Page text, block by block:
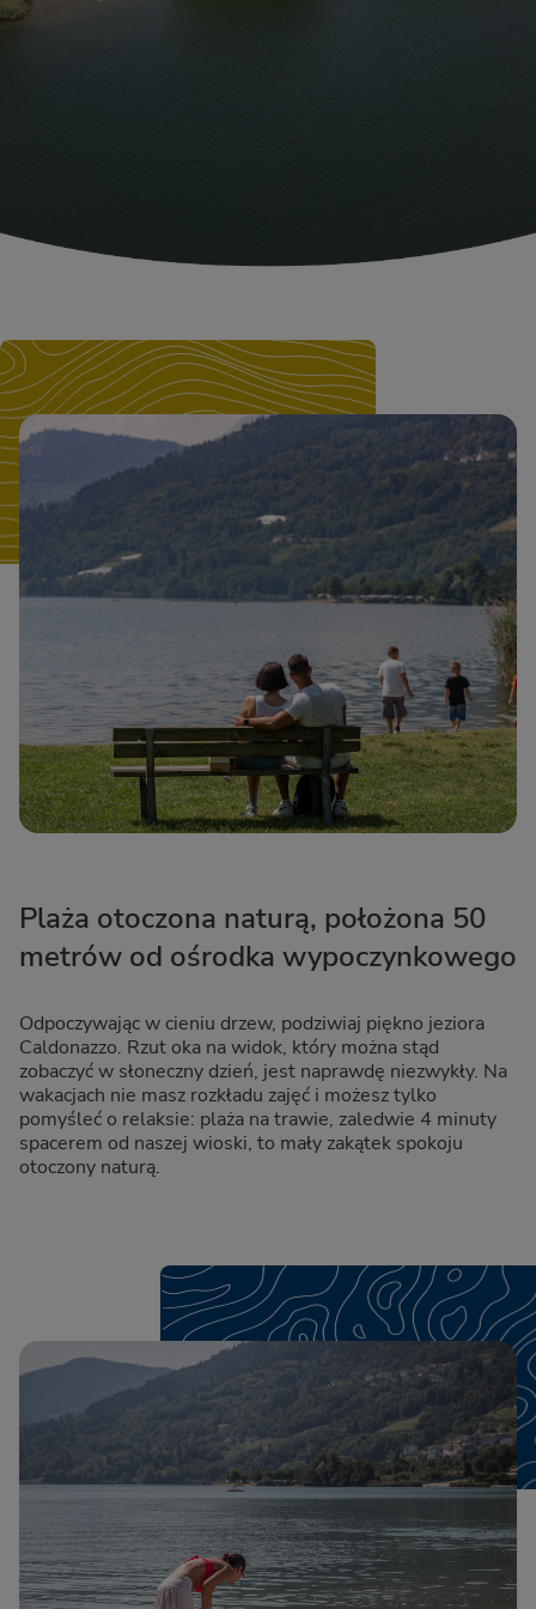
Plaża otoczona naturą, położona 50
metrów od ośrodka wypoczynkowego
Odpoczywając w cieniu drzew, podziwiaj piękno jeziora
Caldonazzo. Rzut oka na widok, który można stąd
zobaczyć w słoneczny dzień, jest naprawdę niezwykły. Na
wakacjach nie masz rozkładu zajęć i możesz tylko
pomyśleć o relaksie: plaża na trawie, zaledwie 4 minuty
spacerem od naszej wioski, to mały zakątek spokoju
otoczony naturą.